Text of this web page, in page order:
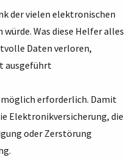
der vielen elektronischen
Was diese Helfer alles
Daten verloren,
ausgeführt
möglich erforderlich. Damit
Elektronikversicherung, die
oder Zerstörung